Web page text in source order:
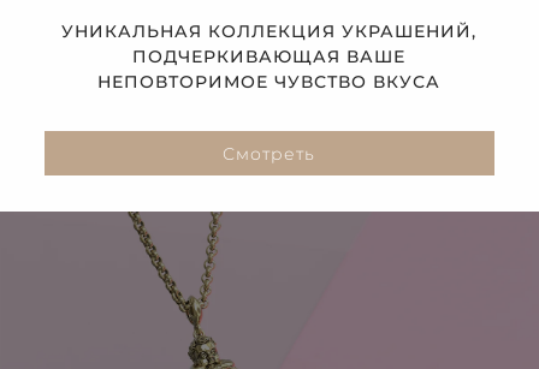
УНИКАЛЬНАЯ КОЛЛЕКЦИЯ УКРАШЕНИЙ,
ПОДЧЕРКИВАЮЩАЯ ВАШЕ
НЕПОВТОРИМОЕ ЧУВСТВО ВКУСА
Смотреть